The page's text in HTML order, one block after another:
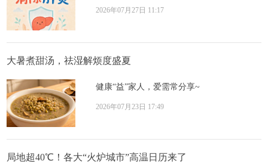
2026年07月27日 11:17
大暑煮甜汤，祛湿解烦度盛夏
健康“益”家人，爱需常分享~
2026年07月23日 17:49
局地超40℃！各大“火炉城市”高温日历来了